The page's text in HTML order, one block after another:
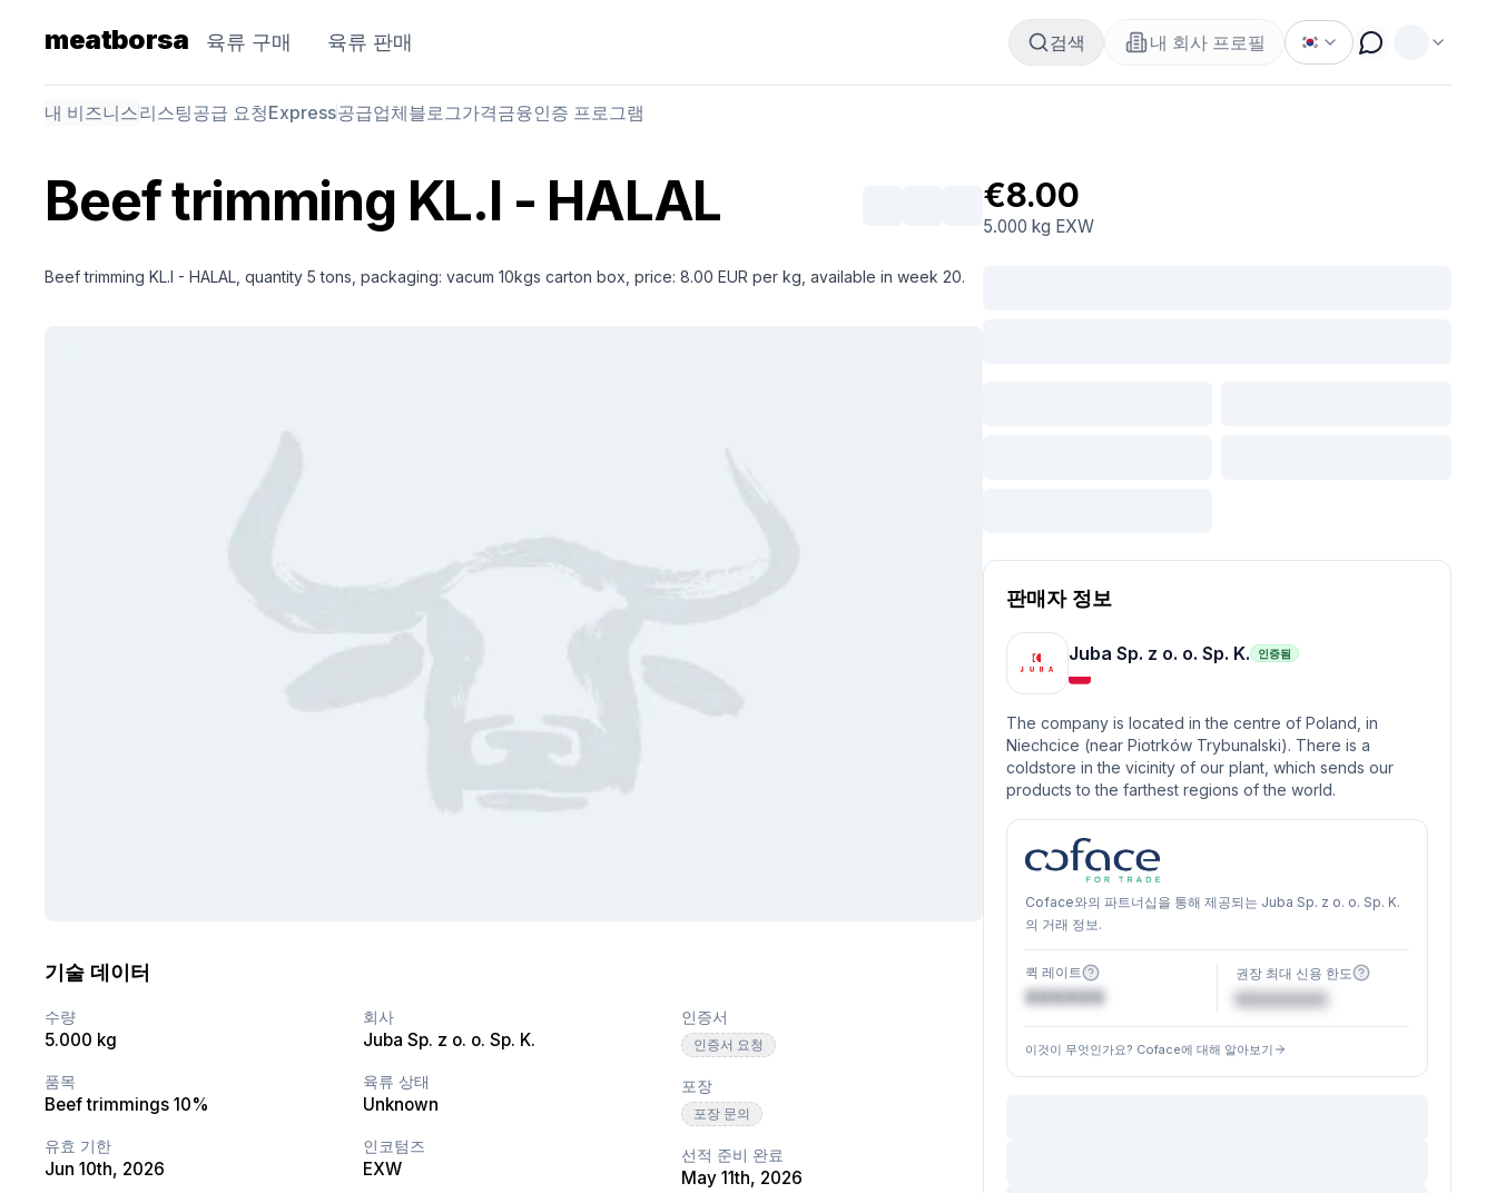
meatborsa 육류 구매 육류 판매 검색 내 회사 프로필
내 비즈니스리스팅공급 요청Express공급업체블로그가격금융인증 프로그램
Beef trimming KL.I - HALAL
Beef trimming KL.I - HALAL, quantity 5 tons, packaging: vacum 10kgs carton box, price: 8.00 EUR per kg, available in week 20.
기술 데이터
수량
5.000 kg
품목
Beef trimmings 10%
유효 기한
Jun 10th, 2026
회사
Juba Sp. z o. o. Sp. K.
육류 상태
Unknown
인코텀즈
EXW
인증서
인증서 요청
포장
포장 문의
선적 준비 완료
May 11th, 2026
€8.00
5.000 kg EXW
판매자 정보
Juba Sp. z o. o. Sp. K. 인증됨
The company is located in the centre of Poland, in
Niechcice (near Piotrków Trybunalski). There is a
coldstore in the vicinity of our plant, which sends our
products to the farthest regions of the world.
Coface와의 파트너십을 통해 제공되는 Juba Sp. z o. o. Sp. K.
의 거래 정보.
퀵 레이트
XXXXXX
권장 최대 신용 한도
이것이 무엇인가요? Coface에 대해 알아보기